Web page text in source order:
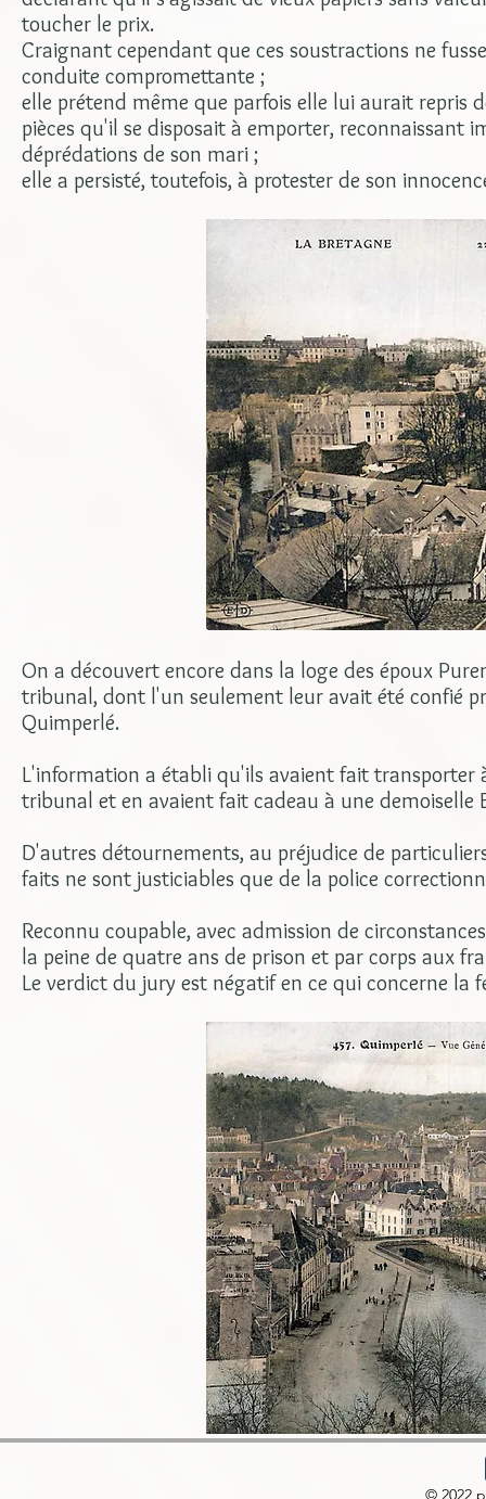
toucher le prix.
Craignant cependant que ces soustractions ne
conduite compromettante ;
elle prétend même que parfois elle lui aurait repris
pièces qu'il se disposait à emporter,
déprédations de son mari ;
elle a persisté, toutefois, à protester de son
On a découvert encore dans la loge des époux
tribunal, dont l'un seulement leur avait été confié
Quimperlé.
L'information a établi qu'ils avaient fait
tribunal et en avaient fait cadeau à une demoiselle
D'autres détournements, au préjudice de
faits ne sont justiciables que de la police
Reconnu coupable, avec admission de
la peine de quatre ans de prison et par corps aux
Le verdict du jury est négatif en ce qui concerne la
© 2022